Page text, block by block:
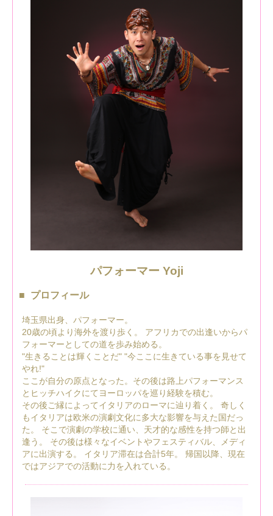
パフォーマー Yoji
プロフィール
埼玉県出身、パフォーマー。
20歳の頃より海外を渡り歩く。 アフリカでの出逢いからパ
フォーマーとしての道を歩み始める。
"生きることは輝くことだ" "今ここに生きている事を見せて
やれ!"
ここが自分の原点となった。その後は路上パフォーマンス
とヒッチハイクにてヨーロッパを巡り経験を積む。
その後ご縁によってイタリアのローマに辿り着く。 奇しく
もイタリアは欧米の演劇文化に多大な影響を与えた国だっ
た。 そこで演劇の学校に通い、天才的な感性を持つ師と出
逢う。 その後は様々なイベントやフェスティバル、メディ
アに出演する。 イタリア滞在は合計5年。 帰国以降、現在
ではアジアでの活動に力を入れている。